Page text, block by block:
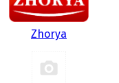
Zhorya